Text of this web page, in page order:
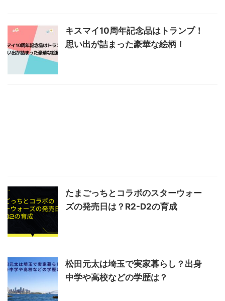
キスマイ10周年記念品はトランプ！
思い出が詰まった豪華な絵柄！
たまごっちとコラボのスターウォー
ズの発売日は？R2-D2の育成
松田元太は埼玉で実家暮らし？出身
中学や高校などの学歴は？